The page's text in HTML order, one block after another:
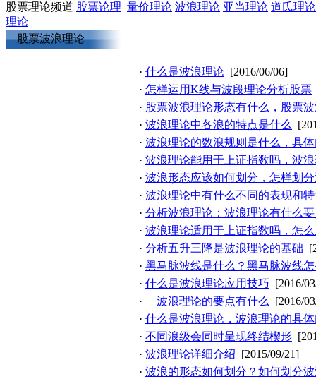
股票理论频道 股票论理 量价理论 波浪理论 亚当理论 道氏理论
理论
股票波浪理论
· 什么是波浪理论 [2016/06/06]
· 怎样运用K线与波段理论分析股票
· 股票波浪理论形态有什么，股票
· 波浪理论中各浪的特点是什么
· 波浪理论的数浪规则是什么，具
· 波浪理论能用于上证指数吗，波
· 波浪形态应该如何划分，怎样划
· 波浪理论中有什么不同的表现和
· 分析波浪理论：波浪理论有什么
· 波浪理论适用于上证指数吗，怎
· 分析五升三降是波浪理论的基础
· 黑马脉波线是什么？黑马脉波线
· 什么是波浪理论应用技巧 [2016/
·
波浪理论的要点有什么
[2016/
· 什么是波浪理论，波浪理论的具
· 不同浪级会同时呈现终结楔形
· 波浪理论详细介绍 [2015/09/21]
· 波浪的形态如何划分？如何划分